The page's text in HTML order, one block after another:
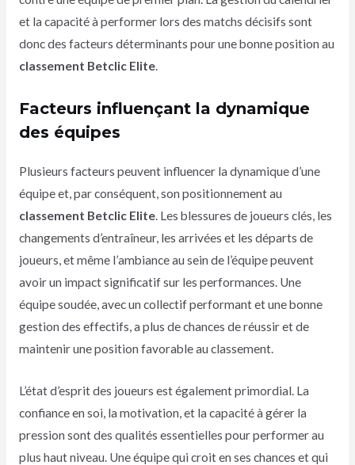
et la capacité à performer lors des matchs décisifs sont
donc des facteurs déterminants pour une bonne position au
classement Betclic Elite.
Facteurs influençant la dynamique
des équipes
Plusieurs facteurs peuvent influencer la dynamique d’une
équipe et, par conséquent, son positionnement au
classement Betclic Elite. Les blessures de joueurs clés, les
changements d’entraîneur, les arrivées et les départs de
joueurs, et même l’ambiance au sein de l’équipe peuvent
avoir un impact significatif sur les performances. Une
équipe soudée, avec un collectif performant et une bonne
gestion des effectifs, a plus de chances de réussir et de
maintenir une position favorable au classement.
L’état d’esprit des joueurs est également primordial. La
confiance en soi, la motivation, et la capacité à gérer la
pression sont des qualités essentielles pour performer au
plus haut niveau. Une équipe qui croit en ses chances et qui